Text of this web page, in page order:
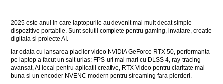
2025 este anul in care laptopurile au devenit mai mult decat simple
dispozitive portabile. Sunt solutii complete pentru gaming, invatare, creatie
digitala si proiecte AI.
Iar odata cu lansarea placilor video NVIDIA GeForce RTX 50, performanta
pe laptop a facut un salt urias: FPS-uri mai mari cu DLSS 4, ray-tracing
avansat, AI local pentru aplicatii creative, RTX Video pentru claritate mai
buna si un encoder NVENC modern pentru streaming fara pierderi.